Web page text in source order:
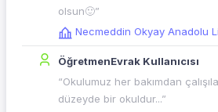
olsun🙂”
Necmeddin Okyay Anadolu
ÖğretmenEvrak Kullanıcısı
“Okulumuz her bakımdan
düzeyde bir okuldur...”